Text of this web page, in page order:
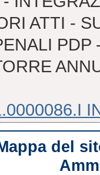
ATTI -
del